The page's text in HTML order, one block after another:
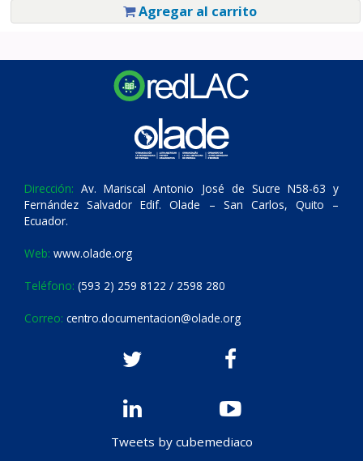
Agregar al carrito
Dirección: Av. Mariscal Antonio José de Sucre N58-63 y
Fernández Salvador Edif. Olade – San Carlos, Quito –
Ecuador.
Web: www.olade.org
Teléfono: (593 2) 259 8122 / 2598 280
Correo: centro.documentacion@olade.org
Tweets by cubemediaco